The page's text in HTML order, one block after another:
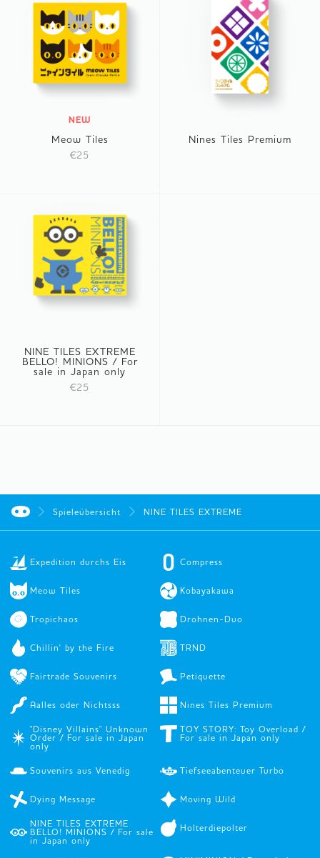
NEW
Meow Tiles
€25
Nines Tiles Premium
NINE TILES EXTREME
BELLO! MINIONS / For
sale in Japan only
€25
Spieleübersicht NINE TILES EXTREME
Expedition durchs Eis Compress
Meow Tiles Kobayakawa
Tropichaos Drohnen-Duo
Chillin' by the Fire TRND
Fairtrade Souvenirs Petiquette
Aalles oder Nichtsss Nines Tiles Premium
"Disney Villains" Unknown
Order / For sale in Japan
only
TOY STORY: Toy Overload /
For sale in Japan only
Souvenirs aus Venedig Tiefseeabenteuer Turbo
Dying Message Moving Wild
NINE TILES EXTREME
BELLO! MINIONS / For sale
in Japan only
Holterdiepolter